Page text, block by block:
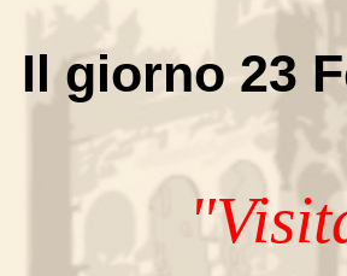
Il giorno 23